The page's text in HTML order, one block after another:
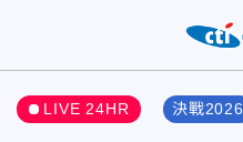
LIVE 24HR 決戰2026